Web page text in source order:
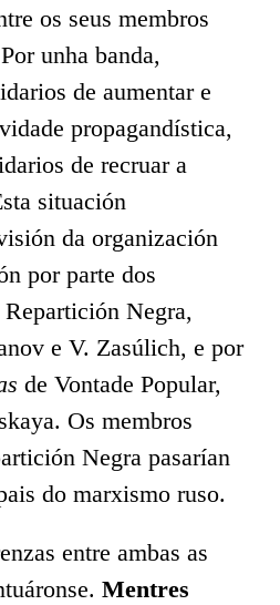
os seus membros
unha banda,
de aumentar e
propagandística,
de recruar a
situación
da organización
por parte dos
Repartición Negra,
e V. Zasúlich, e por
de Vontade Popular,
Os membros
Negra pasarían
do marxismo ruso.
entre ambas as
Mentres